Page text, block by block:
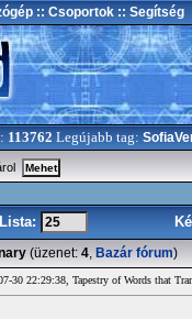
:: Csoportok :: Segítség
113762 Legújabb tag:
Lista:
(üzenet: 4, Bazár fórum)
30 22:29:38, Tapestry of Words that